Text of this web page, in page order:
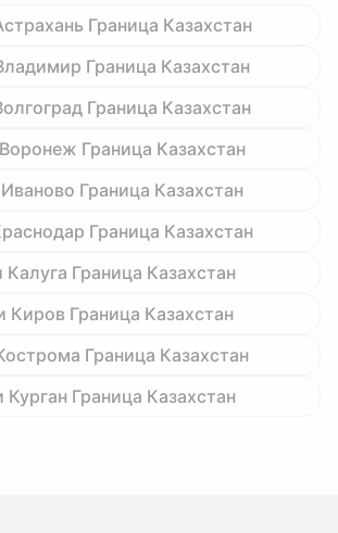
Граница Казахстан
Граница Казахстан
Граница Казахстан
Граница Казахстан
Граница Казахстан
Граница Казахстан
Калуга Граница Казахстан
Киров Граница Казахстан
Граница Казахстан
Курган Граница Казахстан